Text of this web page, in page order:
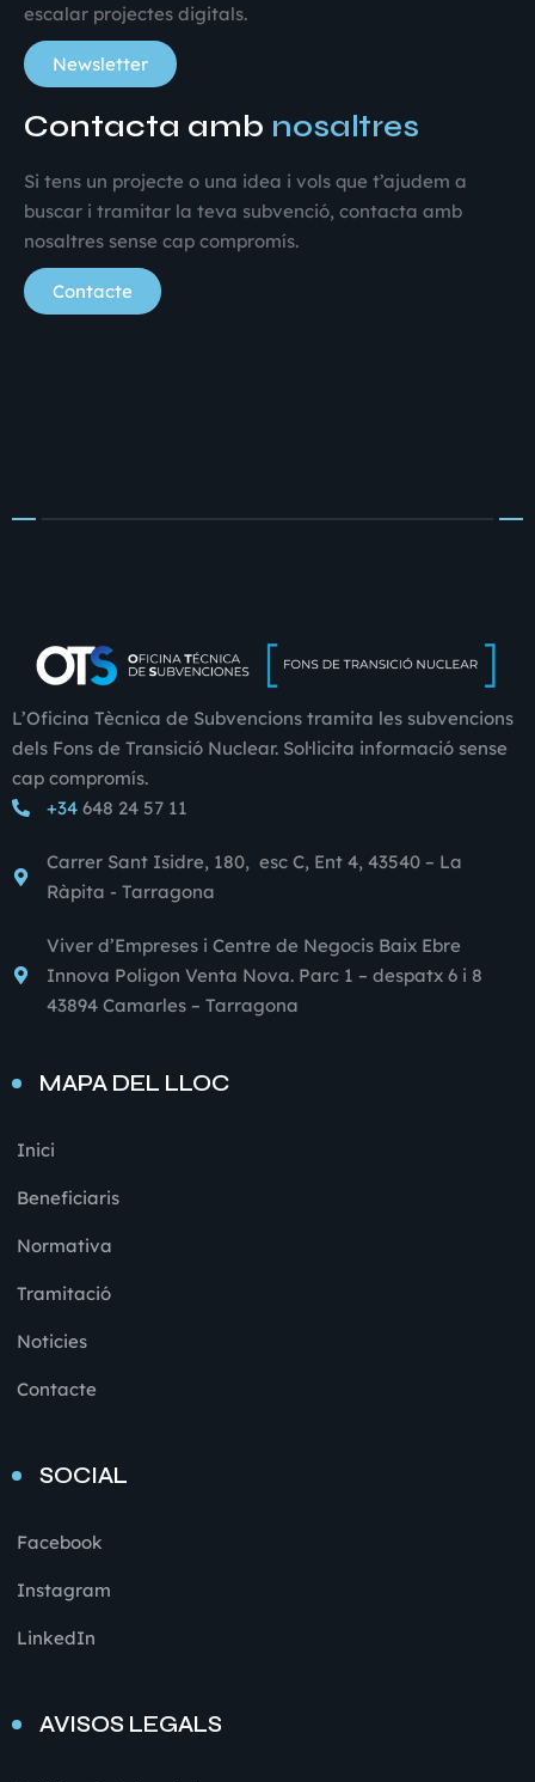
escalar projectes digitals.
Newsletter
Contacta amb nosaltres
Si tens un projecte o una idea i vols que t’ajudem a
buscar i tramitar la teva subvenció, contacta amb
nosaltres sense cap compromís.
Contacte
L’Oficina Tècnica de Subvencions tramita les subvencions
dels Fons de Transició Nuclear. Sol·licita informació sense
cap compromís.
+34648 24 57 11
Carrer Sant Isidre, 180, esc C, Ent 4, 43540 – La
Ràpita - Tarragona
Viver d’Empreses i Centre de Negocis Baix Ebre
Innova Poligon Venta Nova. Parc 1 – despatx 6 i 8
43894 Camarles – Tarragona
MAPA DEL LLOC
Inici
Beneficiaris
Normativa
Tramitació
Noticies
Contacte
SOCIAL
Facebook
Instagram
LinkedIn
AVISOS LEGALS